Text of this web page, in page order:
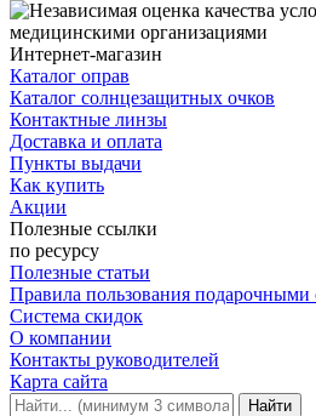
Интернет-магазин
Каталог оправ
Каталог солнцезащитных очков
Контактные линзы
Доставка и оплата
Пункты выдачи
Как купить
Акции
Полезные ссылки
по ресурсу
Полезные статьи
Правила пользования подарочными
Система скидок
О компании
Контакты руководителей
Карта сайта
Найти